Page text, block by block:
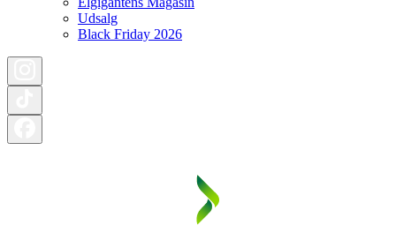
Udsalg
Black Friday 2026